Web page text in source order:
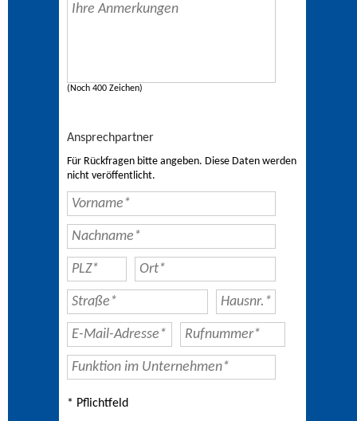
(Noch 400 Zeichen)
Ansprechpartner
Für Rückfragen bitte angeben. Diese Daten werden
nicht veröffentlicht.
* Pflichtfeld